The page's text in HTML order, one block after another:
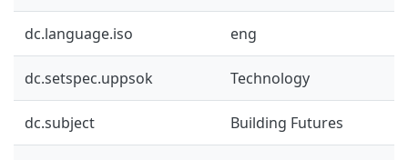
dc.language.iso eng
dc.setspec.uppsok Technology
dc.subject Building Futures